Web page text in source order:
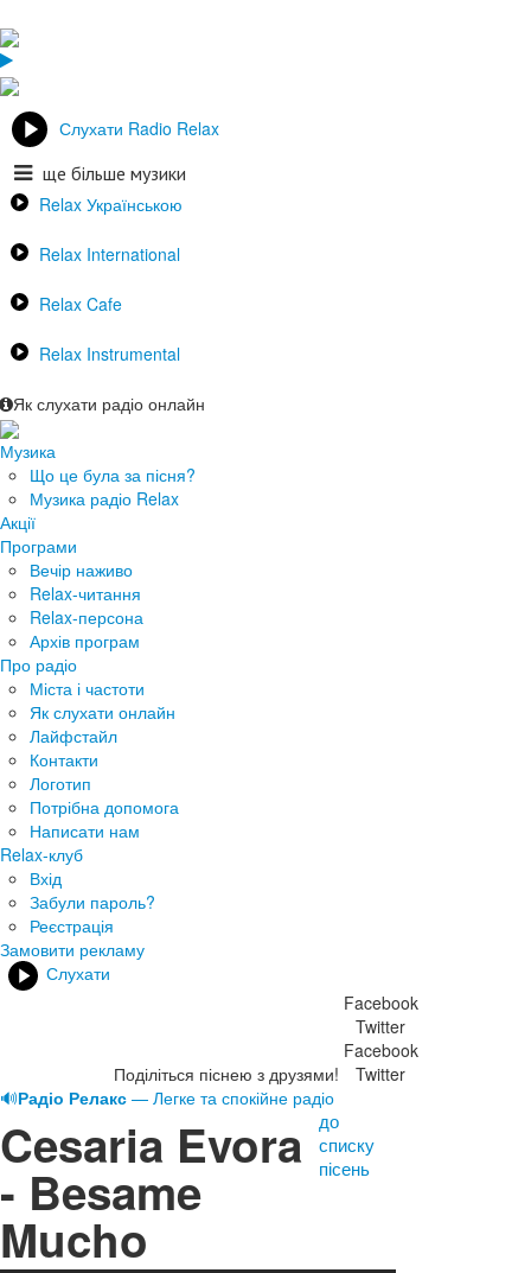
Слухати Radio Relax
ще більше музики
Relax Українською
Relax International
Relax Cafe
Relax Instrumental
Як слухати радіо онлайн
Музика
Що це була за пісня?
Музика радіо Relax
Акції
Програми
Вечір наживо
Relax-читання
Relax-персона
Архів програм
Про радіо
Міста і частоти
Як слухати онлайн
Лайфстайл
Контакти
Логотип
Потрібна допомога
Написати нам
Relax-клуб
Вхід
Забули пароль?
Реєстрація
Замовити рекламу
Слухати
Поділіться піснею з друзями!
Facebook
Twitter
Facebook
Twitter
🔊Радіо Релакс — Легке та спокійне радіо
Cesaria Evora
- Besame
Mucho
до
списку
пісень